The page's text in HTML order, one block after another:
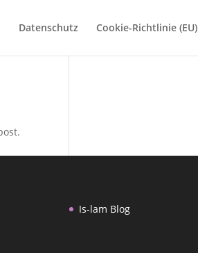
Datenschutz Cookie-Richtlinie (EU)
Is-lam Blog